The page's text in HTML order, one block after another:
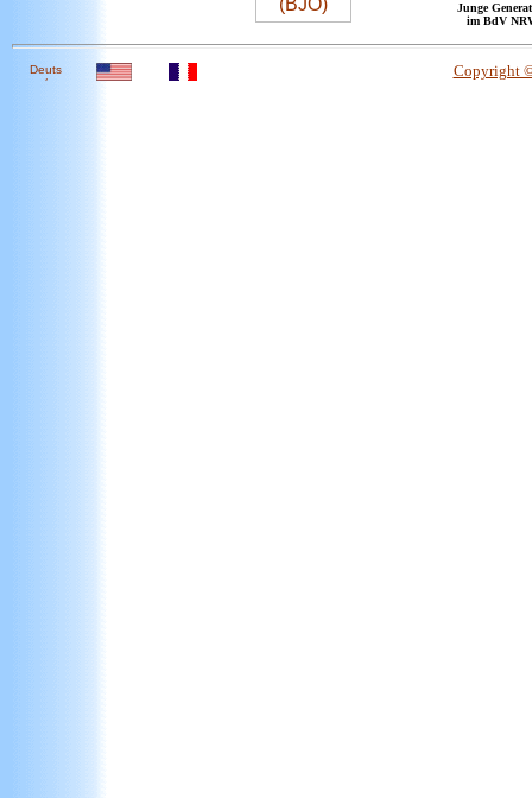
Junge
im BdV
Copyright